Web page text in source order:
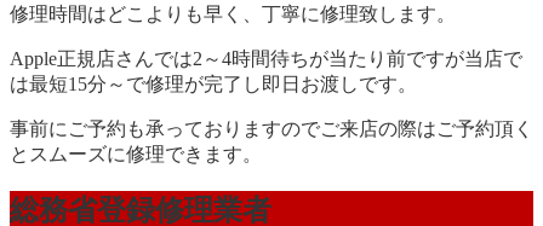
修理時間はどこよりも早く、丁寧に修理致します。
Apple正規店さんでは2～4時間待ちが当たり前ですが当店で
は最短15分～で修理が完了し即日お渡しです。
事前にご予約も承っておりますのでご来店の際はご予約頂く
とスムーズに修理できます。
総務省登録修理業者